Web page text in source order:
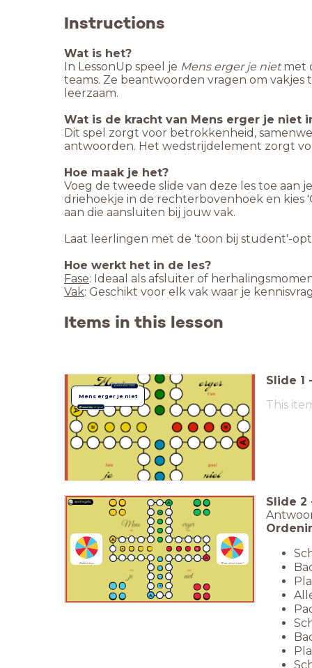
Instructions
Wat is het?
In LessonUp speel je Mens erger je nietmet
teams. Ze beantwoorden vragen om
leerzaam.
Wat is de kracht van Mens erger je niet
Dit spel zorgt voor betrokkenheid,
antwoorden. Het wedstrijdelement zorgt
Hoe maak je het?
Voeg de tweede slide van deze les toe aan
driehoekje in de rechterbovenhoek en kies
aan die aansluiten bij jouw vak.
Laat leerlingen met de 'toon bij student'-
Hoe werkt het in de les?
Fase: Ideaal als afsluiter of
Vak: Geschikt voor elk vak waar je
Items in this lesson
Mens erger je niet
Werkvormen Slide 1 -
This
a a
a
a
Dobbelsteen Waar of niet waar?
spelregels
A
A
A
A
Slide 2